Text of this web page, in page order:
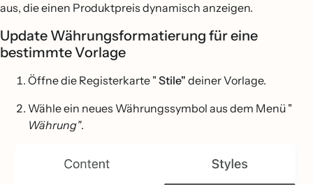
aus, die einen Produktpreis dynamisch anzeigen.
Update Währungsformatierung für eine
bestimmte Vorlage
Öffne die Registerkarte " Stile" deiner Vorlage.
Wähle ein neues Währungssymbol aus dem Menü "
Währung".